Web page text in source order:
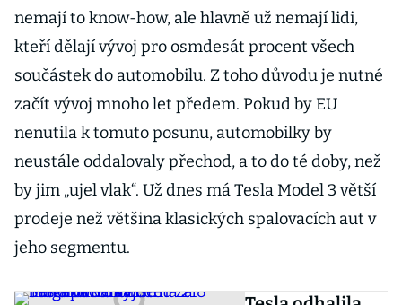
nemají to know-how, ale hlavně už nemají lidi,
kteří dělají vývoj pro osmdesát procent všech
součástek do automobilu. Z toho důvodu je nutné
začít vývoj mnoho let předem. Pokud by EU
nenutila k tomuto posunu, automobilky by
neustále oddalovaly přechod, a to do té doby, než
by jim „ujel vlak“. Už dnes má Tesla Model 3 větší
prodeje než většina klasických spalovacích aut v
jeho segmentu.